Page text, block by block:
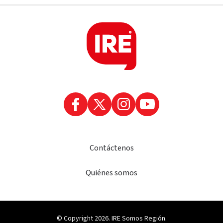
Contáctenos
Quiénes somos
© Copyright 2026. IRE Somos Región.